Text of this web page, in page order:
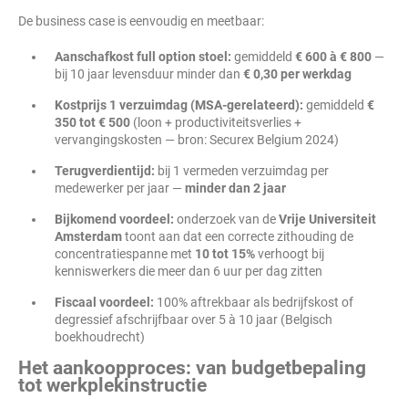
De business case is eenvoudig en meetbaar:
Aanschafkost full option stoel: gemiddeld € 600 à € 800 —
bij 10 jaar levensduur minder dan € 0,30 per werkdag
Kostprijs 1 verzuimdag (MSA-gerelateerd): gemiddeld €
350 tot € 500 (loon + productiviteitsverlies +
vervangingskosten — bron: Securex Belgium 2024)
Terugverdientijd: bij 1 vermeden verzuimdag per
medewerker per jaar — minder dan 2 jaar
Bijkomend voordeel: onderzoek van deVrije Universiteit
Amsterdamtoont aan dat een correcte zithouding de
concentratiespanne met 10 tot 15%verhoogt bij
kenniswerkers die meer dan 6 uur per dag zitten
Fiscaal voordeel: 100% aftrekbaar als bedrijfskost of
degressief afschrijfbaar over 5 à 10 jaar (Belgisch
boekhoudrecht)
Het aankoopproces: van budgetbepaling
tot werkplekinstructie